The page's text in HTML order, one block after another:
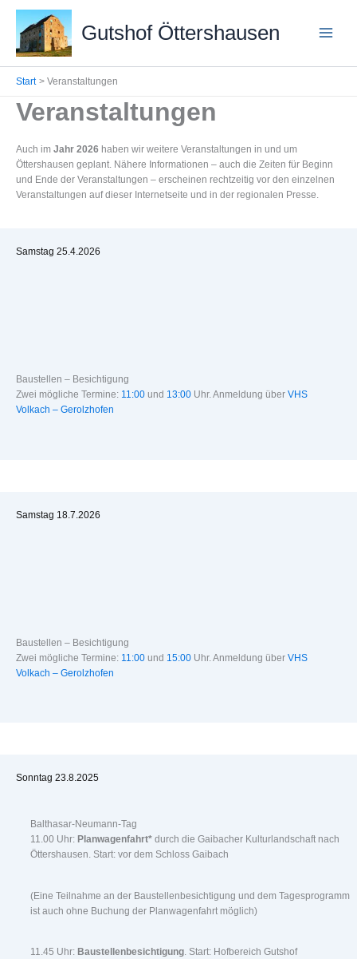
springen
Gutshof Öttershausen
Start Veranstaltungen
Veranstaltungen
Auch im Jahr 2026 haben wir weitere Veranstaltungen in und um
Öttershausen geplant. Nähere Informationen – auch die Zeiten für Beginn
und Ende der Veranstaltungen – erscheinen rechtzeitig vor den einzelnen
Veranstaltungen auf dieser Internetseite und in der regionalen Presse.
Samstag 25.4.2026
Baustellen – Besichtigung
Zwei mögliche Termine: 11:00 und 13:00 Uhr. Anmeldung über VHS
Volkach – Gerolzhofen
Samstag 18.7.2026
Baustellen – Besichtigung
Zwei mögliche Termine: 11:00 und 15:00 Uhr. Anmeldung über VHS
Volkach – Gerolzhofen
Sonntag 23.8.2025
Balthasar-Neumann-Tag
11.00 Uhr: Planwagenfahrt* durch die Gaibacher Kulturlandschaft nach
Öttershausen. Start: vor dem Schloss Gaibach
(Eine Teilnahme an der Baustellenbesichtigung und dem Tagesprogramm
ist auch ohne Buchung der Planwagenfahrt möglich)
11.45 Uhr: Baustellenbesichtigung. Start: Hofbereich Gutshof